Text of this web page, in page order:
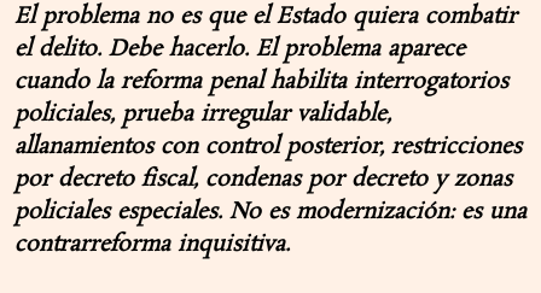
El problema no es que el Estado quiera combatir
el delito. Debe hacerlo. El problema aparece
cuando la reforma penal habilita interrogatorios
policiales, prueba irregular validable,
allanamientos con control posterior, restricciones
por decreto fiscal, condenas por decreto y zonas
policiales especiales. No es modernización: es una
contrarreforma inquisitiva.